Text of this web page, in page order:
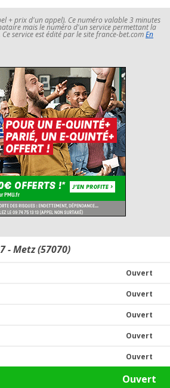
+ prix d'un appel). Ce numéro valable 3 minutes
mais le numéro d'un service permettant la
service est édité par le site france-bet.comEn
- Metz (57070)
Ouvert
Ouvert
Ouvert
Ouvert
Ouvert
Ouvert